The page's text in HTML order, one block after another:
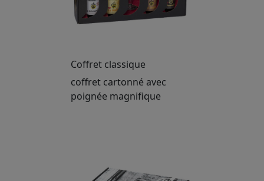
Coffret classique
coffret cartonné avec
poignée magnifique